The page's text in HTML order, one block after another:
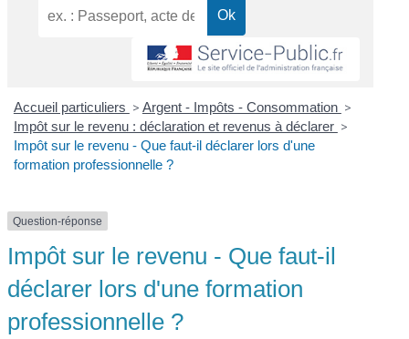
Accueil particuliers > Argent - Impôts - Consommation >
Impôt sur le revenu : déclaration et revenus à déclarer >
Impôt sur le revenu - Que faut-il déclarer lors d'une
formation professionnelle ?
Question-réponse
Impôt sur le revenu - Que faut-il
déclarer lors d'une formation
professionnelle ?